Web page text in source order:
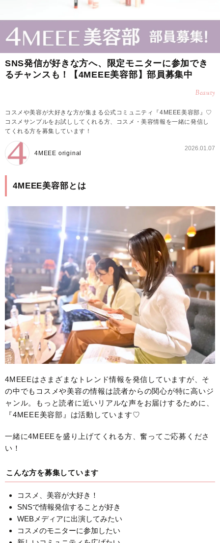
SNS発信が好きな方へ、限定モニターに参加でき
るチャンスも！【4MEEE美容部】部員募集中
Beauty
コスメや美容が大好きな方が集まる公式コミュニティ『4MEEE美容部』♡
コスメサンプルをお試ししてくれる方、コスメ・美容情報を一緒に発信し
てくれる方を募集しています！
4MEEE original
2026.01.07
4MEEE美容部とは
4MEEEはさまざまなトレンド情報を発信していますが、そ
の中でもコスメや美容の情報は読者からの関心が特に高いジ
ャンル。もっと読者に近いリアルな声をお届けするために、
『4MEEE美容部』は活動しています♡
一緒に4MEEEを盛り上げてくれる方、奮ってご応募くださ
い！
こんな方を募集しています
コスメ、美容が大好き！
SNSで情報発信することが好き
WEBメディアに出演してみたい
コスメのモニターに参加したい